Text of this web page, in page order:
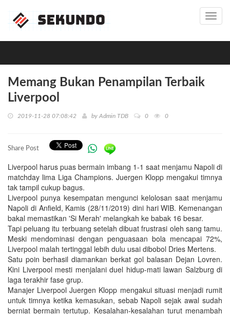
Memang Bukan Penampilan Terbaik
Liverpool
2019-11-28 07:08:42 by Admin TDB 0 0
Share Post
Liverpool harus puas bermain imbang 1-1 saat menjamu Napoli di
matchday lima Liga Champions. Juergen Klopp mengakui timnya
tak tampil cukup bagus.
Liverpool punya kesempatan mengunci kelolosan saat menjamu
Napoli di Anfield, Kamis (28/11/2019) dini hari WIB. Kemenangan
bakal memastikan 'Si Merah' melangkah ke babak 16 besar.
Tapi peluang itu terbuang setelah dibuat frustrasi oleh sang tamu.
Meski mendominasi dengan penguasaan bola mencapai 72%,
Liverpool malah tertinggal lebih dulu usai dibobol Dries Mertens.
Satu poin berhasil diamankan berkat gol balasan Dejan Lovren.
Kini Liverpool mesti menjalani duel hidup-mati lawan Salzburg di
laga terakhir fase grup.
Manajer Liverpool Juergen Klopp mengakui situasi menjadi rumit
untuk timnya ketika kemasukan, sebab Napoli sejak awal sudah
berniat bermain tertutup. Kesalahan-kesalahan turut menambah